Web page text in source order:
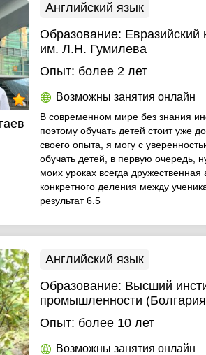
Английский язык
Образование: Евразийский
им. Л.Н. Гумилева
Опыт: более 2 лет
Возможны занятия онлайн
В современном мире без знания
поэтому обучать детей стоит уже
своего опыта, я могу с
обучать детей, в первую очередь,
моих уроках всегда
конкретного деления между
результат 6.5
Английский язык
Образование: Высший
промышленности
Опыт: более 10 лет
Возможны занятия онлайн